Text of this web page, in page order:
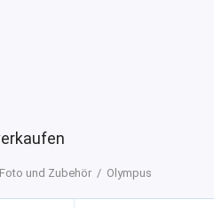
Foto und Zubehör Olympus